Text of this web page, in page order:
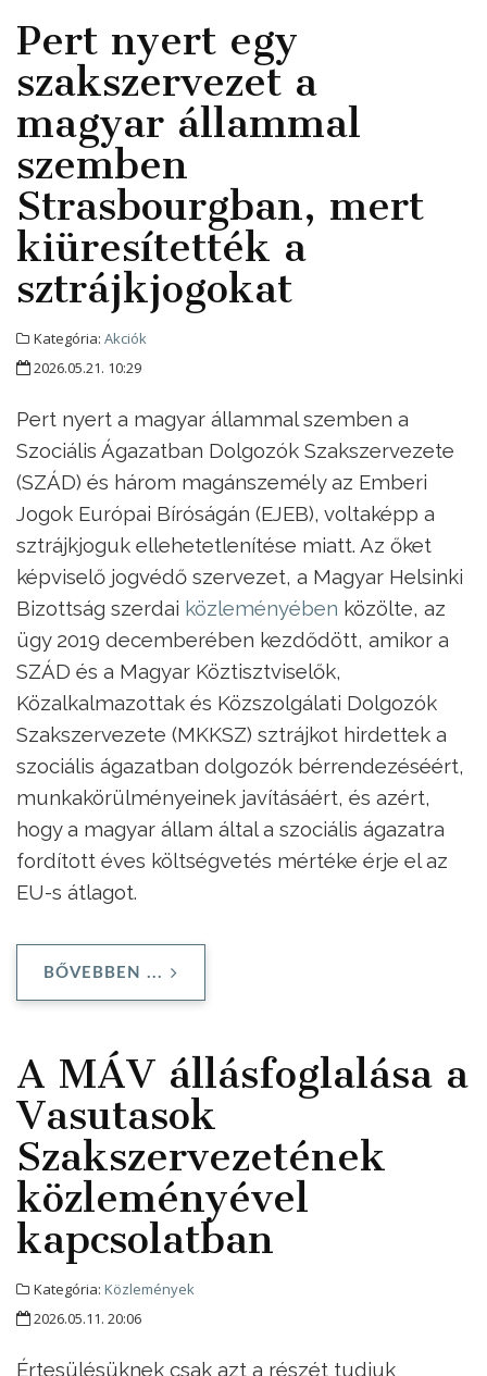
Pert nyert egy
szakszervezet a
magyar állammal
szemben
Strasbourgban, mert
kiüresítették a
sztrájkjogokat
Kategória: Akciók
2026.05.21. 10:29
Pert nyert a magyar állammal szemben a
Szociális Ágazatban Dolgozók Szakszervezete
(SZÁD) és három magánszemély az Emberi
Jogok Európai Bíróságán (EJEB), voltaképp a
sztrájkjoguk ellehetetlenítése miatt. Az őket
képviselő jogvédő szervezet, a Magyar Helsinki
Bizottság szerdai közleményében közölte, az
ügy 2019 decemberében kezdődött, amikor a
SZÁD és a Magyar Köztisztviselők,
Közalkalmazottak és Közszolgálati Dolgozók
Szakszervezete (MKKSZ) sztrájkot hirdettek a
szociális ágazatban dolgozók bérrendezéséért,
munkakörülményeinek javításáért, és azért,
hogy a magyar állam által a szociális ágazatra
fordított éves költségvetés mértéke érje el az
EU-s átlagot.
BŐVEBBEN ...
A MÁV állásfoglalása a
Vasutasok
Szakszervezetének
közleményével
kapcsolatban
Kategória: Közlemények
2026.05.11. 20:06
Értesülésüknek csak azt a részét tudjuk